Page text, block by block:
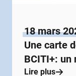
18 mars
Une carte
BCITI+: un
Lire plus